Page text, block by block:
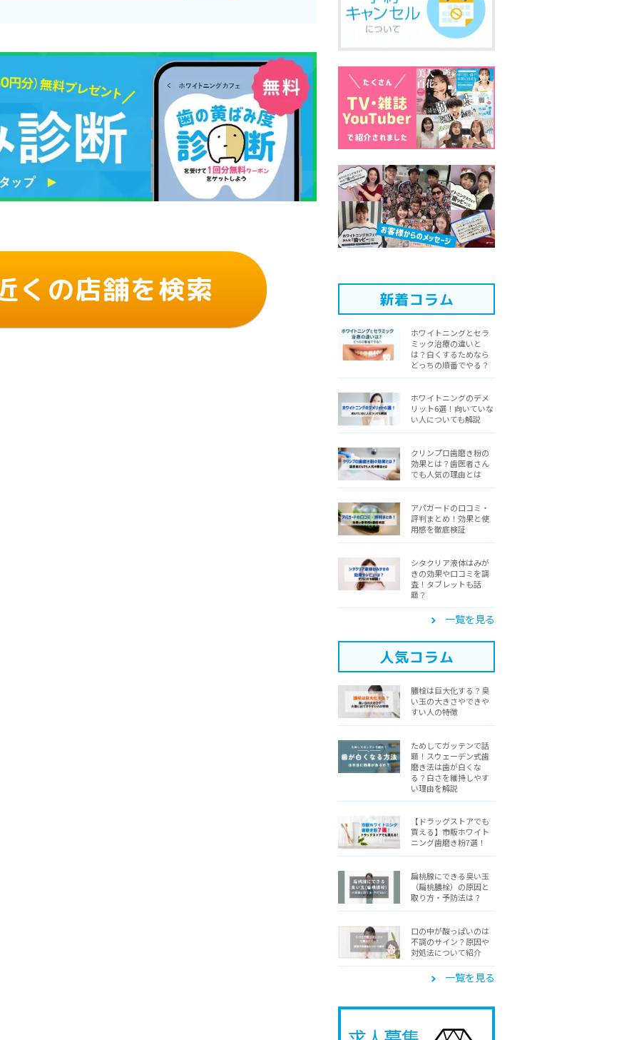
くの店舗を検索 新着コラム
ホワイトニングとセラ
ミック治療の違いと
は？白くするためなら
どっちの順番でやる？
ホワイトニングのデメ
リット6選！向いていな
い人についても解説
クリンプロ歯磨き粉の
効果とは？歯医者さん
でも人気の理由とは
アパガードの口コミ・
評判まとめ！効果と使
用感を徹底検証
シタクリア液体はみが
きの効果や口コミを調
査！タブレットも話
題？
一覧を見る
人気コラム
膿栓は巨大化する？臭
い玉の大きさやできや
すい人の特徴
ためしてガッテンで話
題！スウェーデン式歯
磨き法は歯が白くな
る？白さを維持しやす
い理由を解説
【ドラッグストアでも
買える】市販ホワイト
ニング歯磨き粉7選！
扁桃腺にできる臭い玉
（扁桃膿栓）の原因と
取り方・予防法は？
口の中が酸っぱいのは
不調のサイン？原因や
対処法について紹介
一覧を見る